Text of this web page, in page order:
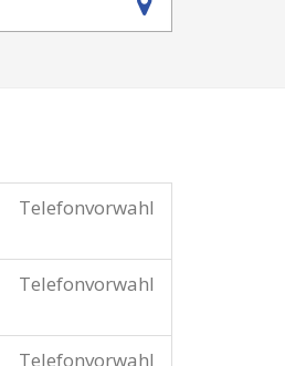
Telefonvorwahl
Telefonvorwahl
Telefonvorwahl